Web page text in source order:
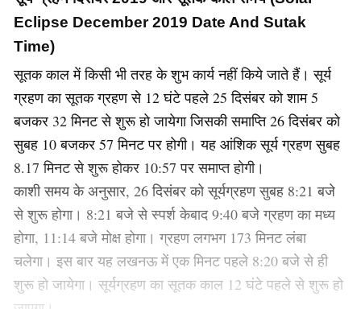
Eclipse December 2019 Date And Sutak
Time)
सूतक काल में किसी भी तरह के शुभ कार्य नहीं किये जाते हैं। सूर्य
ग्रहण का सूतक ग्रहण से 12 घंटे पहले 25 दिसंबर को शाम 5
बजकर 32 मिनट से शुरू हो जायेगा जिसकी समाप्ति 26 दिसंबर को
सुबह 10 बजकर 57 मिनट पर होगी। यह आंशिक सूर्य ग्रहण सुबह
8.17 मिनट से शुरू होकर 10:57 पर समाप्त होगी।
काशी समय के अनुसार, 26 दिसंबर को सूर्यग्रहण सुबह 8:21 बजे
से शुरू होगा। 8:21 बजे से स्पर्श केबाद 9:40 बजे ग्रहण का मध्य
होगा, 11:14 बजे मोक्ष होगा। ग्रहण लगभग 173 मिनट लंबा
चलेगा। इस बार यह लखनऊ में एक मिनट पहले 8:20 बजे से ही
शुरू हो जायेगा। सूर्यग्रहण का सूतक काल 12 घंटे पहले से शुरू हो